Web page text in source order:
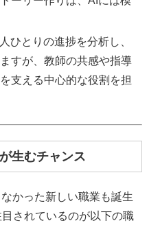
ひとりの進捗を分析し、
すが、教師の共感や指導
支える中心的な役割を担
生むチャンス
かった新しい職業も誕生
されているのが以下の職